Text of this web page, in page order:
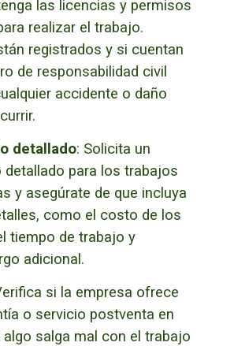
las licencias y permisos
realizar el trabajo.
registrados y si cuentan
de responsabilidad civil
accidente o daño
detallado: Solicita un
detallado para los trabajos
y asegúrate de que incluya
como el costo de los
tiempo de trabajo y
adicional.
si la empresa ofrece
o servicio postventa en
salga mal con el trabajo